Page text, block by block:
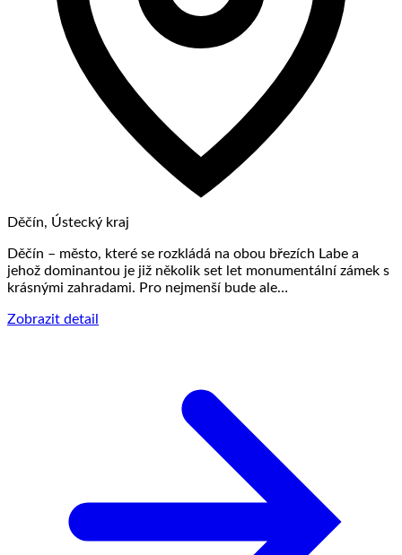
Děčín, Ústecký kraj
Děčín – město, které se rozkládá na obou březích Labe a
jehož dominantou je již několik set let monumentální zámek s
krásnými zahradami. Pro nejmenší bude ale…
Zobrazit detail